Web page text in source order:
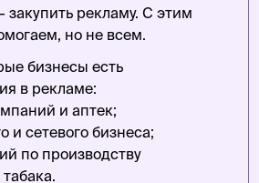
закупить рекламу. С этим
но не всем.
бизнесы есть
в рекламе:
и аптек;
и сетевого бизнеса;
по производству